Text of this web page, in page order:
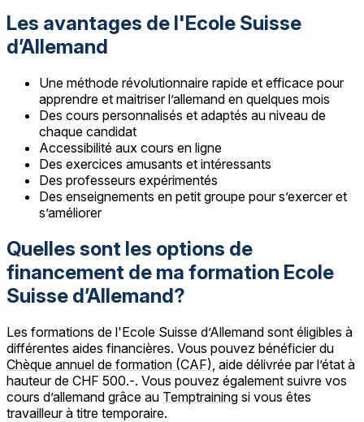
Les avantages de l'Ecole Suisse
d’Allemand
Une méthode révolutionnaire rapide et efficace pour
apprendre et maitriser l’allemand en quelques mois
Des cours personnalisés et adaptés au niveau de
chaque candidat
Accessibilité aux cours en ligne
Des exercices amusants et intéressants
Des professeurs expérimentés
Des enseignements en petit groupe pour s’exercer et
s’améliorer
Quelles sont les options de
financement de ma formation Ecole
Suisse d’Allemand?
Les formations de l'Ecole Suisse d’Allemand sont éligibles à
différentes aides financières. Vous pouvez bénéficier du
Chèque annuel de formation (CAF) , aide délivrée par l’état à
hauteur de CHF 500.-. Vous pouvez également suivre vos
cours d’allemand grâce au Temptraining si vous êtes
travailleur à titre temporaire.